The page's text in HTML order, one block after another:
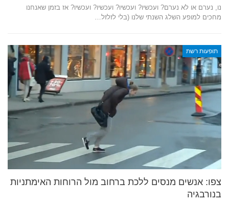
נו, נערם או לא נערם? ועכשיו? ועכשיו? ועכשיו? ועכשיו? אז בזמן שאנחנו
מחכים למופע השלג השנתי שלנו (בלי לזלזל…
תופעות רשת
צפו: אנשים מנסים ללכת ברחוב מול הרוחות האימתניות
בנורבגיה